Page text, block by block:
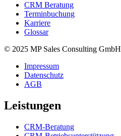
CRM Beratung
Terminbuchung
Karriere
Glossar
© 2025 MP Sales Consulting GmbH
Impressum
Datenschutz
AGB
Leistungen
CRM-Beratung